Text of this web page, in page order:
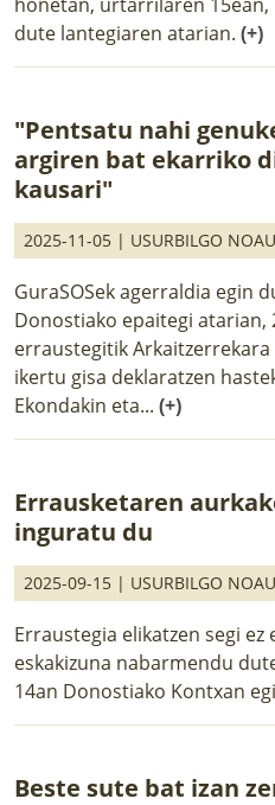
dute lantegiaren atarian. (+)
"Pentsatu nahi
argiren bat ekarriko
kausari"
2025-11-05 | USURBILGO
GuraSOSek agerraldia egin
Donostiako epaitegi atarian,
erraustegitik
ikertu gisa deklaratzen
Ekondakin eta... (+)
Errausketaren
inguratu du
2025-09-15 | USURBILGO
Erraustegia elikatzen segi
eskakizuna nabarmendu
14an Donostiako Kontxan
Beste sute bat izan